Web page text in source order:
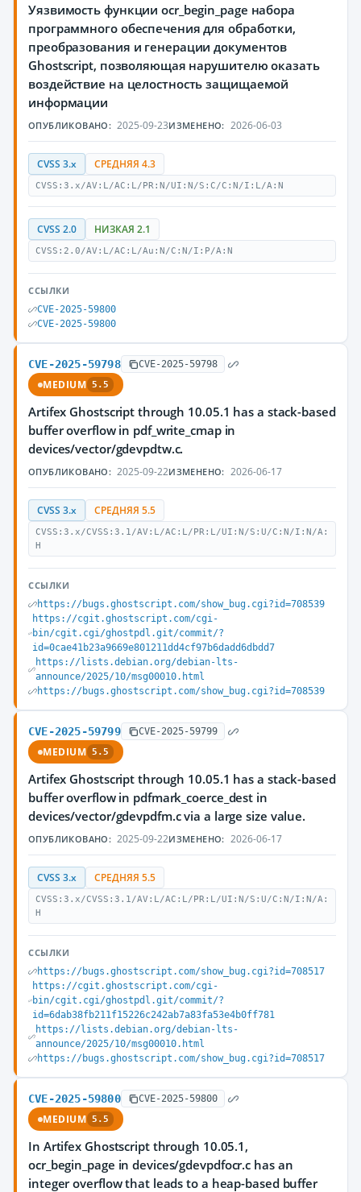
Уязвимость функции ocr_begin_page набора
программного обеспечения для обработки,
преобразования и генерации документов
Ghostscript, позволяющая нарушителю оказать
воздействие на целостность защищаемой
информации
ОПУБЛИКОВАНО: 2025-09-23ИЗМЕНЕНО: 2026-06-03
CVSS 3.x СРЕДНЯЯ 4.3
CVSS:3.x/AV:L/AC:L/PR:N/UI:N/S:C/C:N/I:L/A:N
CVSS 2.0 НИЗКАЯ 2.1
CVSS:2.0/AV:L/AC:L/Au:N/C:N/I:P/A:N
ССЫЛКИ
CVE-2025-59800
CVE-2025-59800
CVE-2025-59798 CVE-2025-59798
MEDIUM 5.5
Artifex Ghostscript through 10.05.1 has a stack-based
buffer overflow in pdf_write_cmap in
devices/vector/gdevpdtw.c.
ОПУБЛИКОВАНО: 2025-09-22ИЗМЕНЕНО: 2026-06-17
CVSS 3.x СРЕДНЯЯ 5.5
CVSS:3.x/CVSS:3.1/AV:L/AC:L/PR:L/UI:N/S:U/C:N/I:N/A:
H
ССЫЛКИ
https://bugs.ghostscript.com/show_bug.cgi?id=708539
https://cgit.ghostscript.com/cgi-
bin/cgit.cgi/ghostpdl.git/commit/?
id=0cae41b23a9669e801211dd4cf97b6dadd6dbdd7
https://lists.debian.org/debian-lts-
announce/2025/10/msg00010.html
https://bugs.ghostscript.com/show_bug.cgi?id=708539
CVE-2025-59799 CVE-2025-59799
MEDIUM 5.5
Artifex Ghostscript through 10.05.1 has a stack-based
buffer overflow in pdfmark_coerce_dest in
devices/vector/gdevpdfm.c via a large size value.
ОПУБЛИКОВАНО: 2025-09-22ИЗМЕНЕНО: 2026-06-17
CVSS 3.x СРЕДНЯЯ 5.5
CVSS:3.x/CVSS:3.1/AV:L/AC:L/PR:L/UI:N/S:U/C:N/I:N/A:
H
ССЫЛКИ
https://bugs.ghostscript.com/show_bug.cgi?id=708517
https://cgit.ghostscript.com/cgi-
bin/cgit.cgi/ghostpdl.git/commit/?
id=6dab38fb211f15226c242ab7a83fa53e4b0ff781
https://lists.debian.org/debian-lts-
announce/2025/10/msg00010.html
https://bugs.ghostscript.com/show_bug.cgi?id=708517
CVE-2025-59800 CVE-2025-59800
MEDIUM 5.5
In Artifex Ghostscript through 10.05.1,
ocr_begin_page in devices/gdevpdfocr.c has an
integer overflow that leads to a heap-based buffer